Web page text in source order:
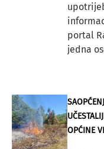
portal
jedna
OPĆINE